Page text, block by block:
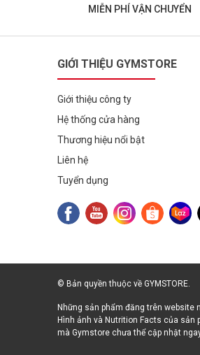
MIỄN PHÍ VẬN CHUYỂN
GIỚI THIỆU GYMSTORE
Giới thiệu công ty
Hệ thống cửa hàng
Thương hiệu nổi bật
Liên hệ
Tuyển dụng
© Bản quyền thuộc về GYMSTORE.
Những sản phẩm đăng trên website
Hình ảnh và Nutrition Facts của sản
mà Gymstore chưa thể cập nhật